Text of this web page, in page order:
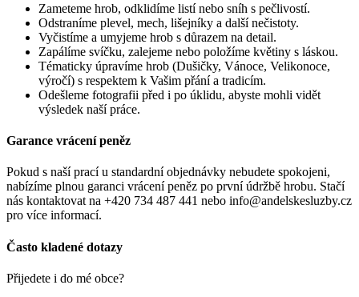
Zameteme hrob, odklidíme listí nebo sníh s pečlivostí.
Odstraníme plevel, mech, lišejníky a další nečistoty.
Vyčistíme a umyjeme hrob s důrazem na detail.
Zapálíme svíčku, zalejeme nebo položíme květiny s láskou.
Tématicky úpravíme hrob (Dušičky, Vánoce, Velikonoce,
výročí) s respektem k Vašim přání a tradicím.
Odešleme fotografii před i po úklidu, abyste mohli vidět
výsledek naší práce.
Garance vrácení peněz
Pokud s naší prací u standardní objednávky nebudete spokojeni,
nabízíme plnou garanci vrácení peněz po první údržbě hrobu. Stačí
nás kontaktovat na +420 734 487 441 nebo info@andelskesluzby.cz
pro více informací.
Často kladené dotazy
Přijedete i do mé obce?